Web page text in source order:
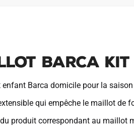
Barca Kit
Barca domicile pour la
qui empêche le maillot de
produit correspondant au maillot